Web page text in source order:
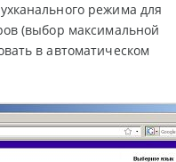
режима для
(выбор максимальной
в автоматическом